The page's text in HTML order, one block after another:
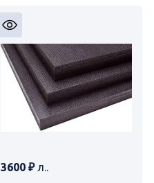
3600 ₽л..